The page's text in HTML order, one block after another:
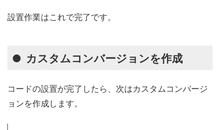
設置作業はこれで完了です。
カスタムコンバージョンを作成
コードの設置が完了したら、次はカスタムコンバージ
ョンを作成します。